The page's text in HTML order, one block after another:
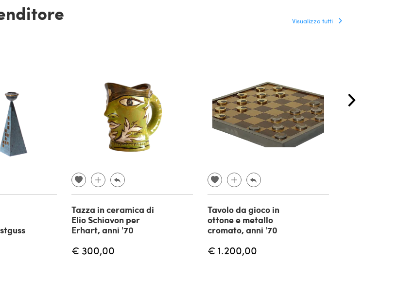
Visualizza tutti
Tazza in ceramica di
Elio Schiavon per
Erhart, anni '70
€ 300,00
Tavolo da gioco in
ottone e metallo
cromato, anni '70
€ 1.200,00